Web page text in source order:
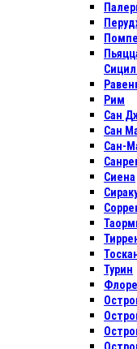
Рим
Сан
Сан
Сан-
Сиена
Турин